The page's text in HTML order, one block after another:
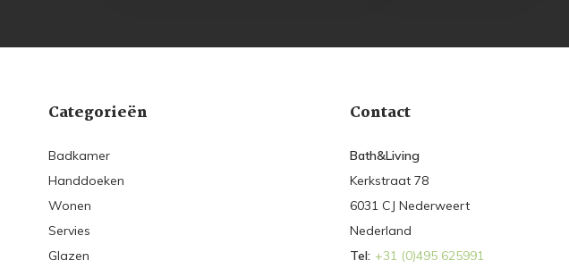
Categorieën
Badkamer
Handdoeken
Wonen
Servies
Glazen
Contact
Bath&Living
Kerkstraat 78
6031 CJ Nederweert
Nederland
Tel: +31 (0)495 625991